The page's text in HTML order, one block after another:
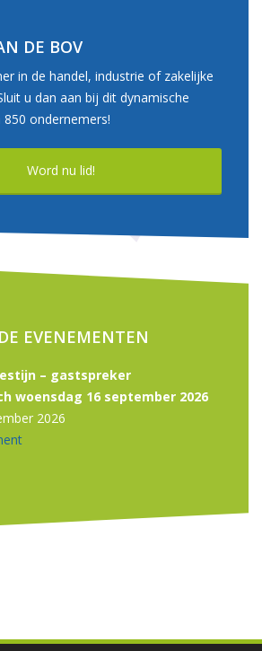
DE BOV
in de handel, industrie of zakelijke
u dan aan bij dit dynamische
ondernemers!
Word nu lid!
EVENEMENTEN
– gastspreker
woensdag 16 september 2026
2026